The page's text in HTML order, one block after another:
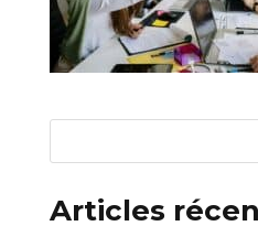
Articles